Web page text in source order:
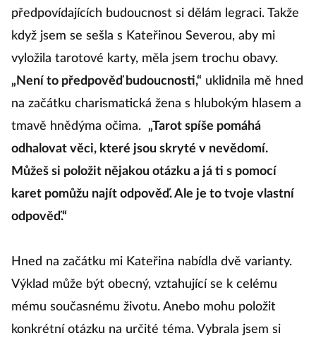
předpovídajících budoucnost si dělám legraci. Takže
když jsem se sešla s Kateřinou Severou, aby mi
vyložila tarotové karty, měla jsem trochu obavy.
„Není to předpověď budoucnosti,“ uklidnila mě hned
na začátku charismatická žena s hlubokým hlasem a
tmavě hnědýma očima. „Tarot spíše pomáhá
odhalovat věci, které jsou skryté v nevědomí.
Můžeš si položit nějakou otázku a já ti s pomocí
karet pomůžu najít odpověď. Ale je to tvoje vlastní
odpověď.“
Hned na začátku mi Kateřina nabídla dvě varianty.
Výklad může být obecný, vztahující se k celému
mému současnému životu. Anebo mohu položit
konkrétní otázku na určité téma. Vybrala jsem si